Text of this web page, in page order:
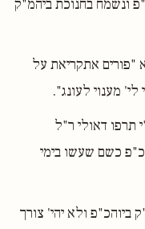
ונשמח בחנוכת ביהמ"ק
"פורים אתקריאת על
מענוי לעונג".
תרפו דאולי ר"ל
כשם שעשו בימי
ולא יהי' צורך